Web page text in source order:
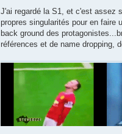
J'ai regardé la S1, et c'est assez
propres singularités pour en faire
back ground des
références et de name dropping,